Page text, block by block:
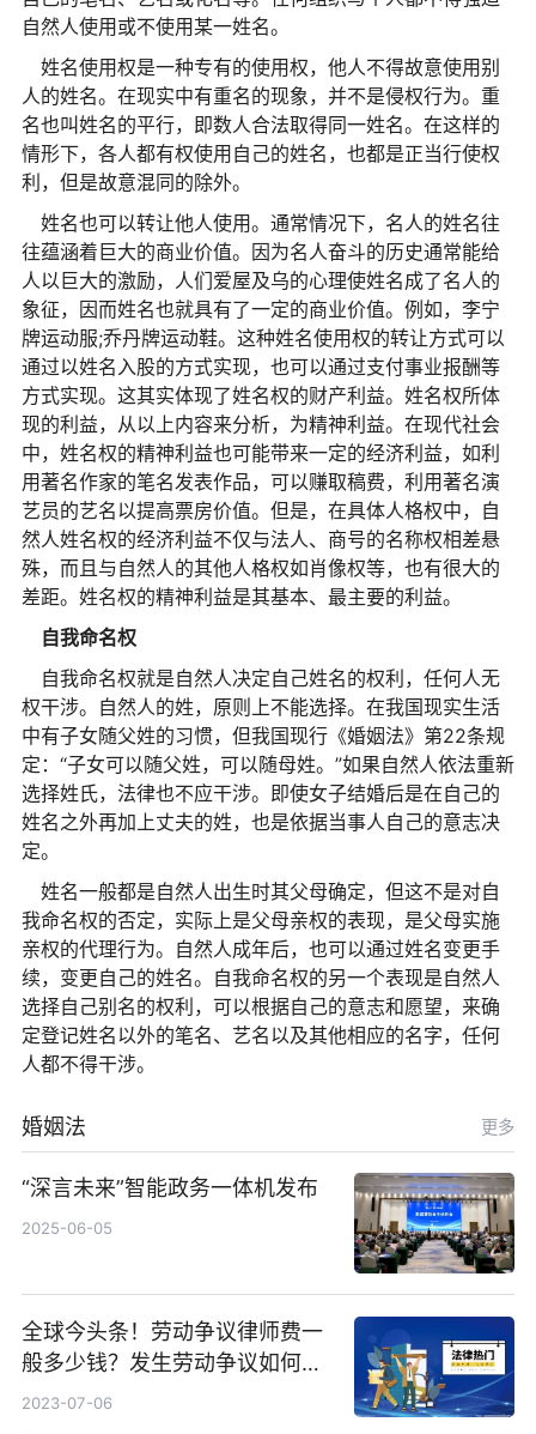
自然人使用或不使用某一姓名。
姓名使用权是一种专有的使用权，他人不得故意使用别
人的姓名。在现实中有重名的现象，并不是侵权行为。重
名也叫姓名的平行，即数人合法取得同一姓名。在这样的
情形下，各人都有权使用自己的姓名，也都是正当行使权
利，但是故意混同的除外。
姓名也可以转让他人使用。通常情况下，名人的姓名往
往蕴涵着巨大的商业价值。因为名人奋斗的历史通常能给
人以巨大的激励，人们爱屋及乌的心理使姓名成了名人的
象征，因而姓名也就具有了一定的商业价值。例如，李宁
牌运动服;乔丹牌运动鞋。这种姓名使用权的转让方式可以
通过以姓名入股的方式实现，也可以通过支付事业报酬等
方式实现。这其实体现了姓名权的财产利益。姓名权所体
现的利益，从以上内容来分析，为精神利益。在现代社会
中，姓名权的精神利益也可能带来一定的经济利益，如利
用著名作家的笔名发表作品，可以赚取稿费，利用著名演
艺员的艺名以提高票房价值。但是，在具体人格权中，自
然人姓名权的经济利益不仅与法人、商号的名称权相差悬
殊，而且与自然人的其他人格权如肖像权等，也有很大的
差距。姓名权的精神利益是其基本、最主要的利益。
自我命名权
自我命名权就是自然人决定自己姓名的权利，任何人无
权干涉。自然人的姓，原则上不能选择。在我国现实生活
中有子女随父姓的习惯，但我国现行《婚姻法》第22条规
定：“子女可以随父姓，可以随母姓。”如果自然人依法重新
选择姓氏，法律也不应干涉。即使女子结婚后是在自己的
姓名之外再加上丈夫的姓，也是依据当事人自己的意志决
定。
姓名一般都是自然人出生时其父母确定，但这不是对自
我命名权的否定，实际上是父母亲权的表现，是父母实施
亲权的代理行为。自然人成年后，也可以通过姓名变更手
续，变更自己的姓名。自我命名权的另一个表现是自然人
选择自己别名的权利，可以根据自己的意志和愿望，来确
定登记姓名以外的笔名、艺名以及其他相应的名字，任何
人都不得干涉。
婚姻法 更多
“深言未来”智能政务一体机发布
2025-06-05
全球今头条！劳动争议律师费一
般多少钱？发生劳动争议如何算
工资？
2023-07-06